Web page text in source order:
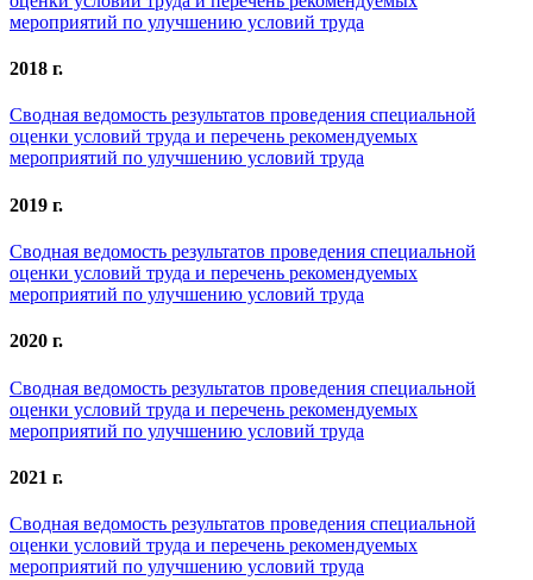
мероприятий по улучшению условий труда
2018 г.
Сводная ведомость результатов проведения специальной
оценки условий труда и перечень рекомендуемых
мероприятий по улучшению условий труда
2019 г.
Сводная ведомость результатов проведения специальной
оценки условий труда и перечень рекомендуемых
мероприятий по улучшению условий труда
2020 г.
Сводная ведомость результатов проведения специальной
оценки условий труда и перечень рекомендуемых
мероприятий по улучшению условий труда
2021 г.
Сводная ведомость результатов проведения специальной
оценки условий труда и перечень рекомендуемых
мероприятий по улучшению условий труда